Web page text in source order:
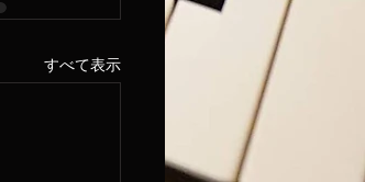
すべて表示